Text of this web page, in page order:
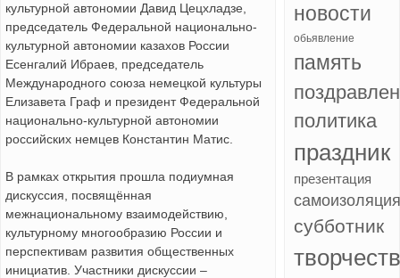
культурной автономии Давид Цецхладзе,
председатель Федеральной национально-
культурной автономии казахов России
Есенгалий Ибраев, председатель
Международного союза немецкой культуры
Елизавета Граф и президент Федеральной
национально-культурной автономии
российских немцев Константин Матис.
В рамках открытия прошла подиумная
дискуссия, посвящённая
межнациональному взаимодействию,
культурному многообразию России и
перспективам развития общественных
инициатив. Участники дискуссии –
новости
обьявление
память
политика
праздник
презентация
субботник